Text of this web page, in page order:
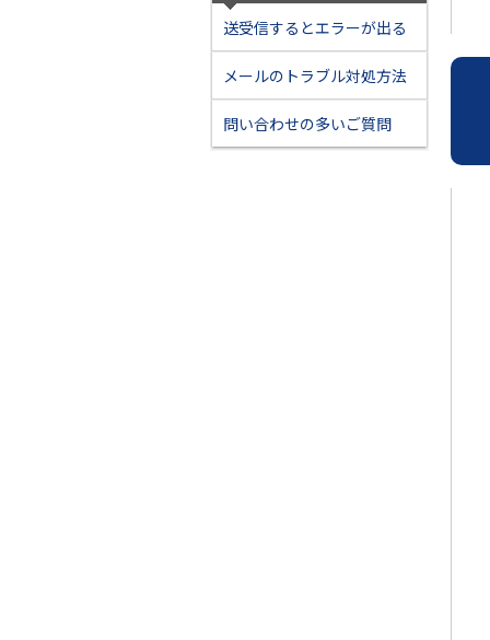
送受信するとエラーが出る
メールのトラブル対処方法
問い合わせの多いご質問